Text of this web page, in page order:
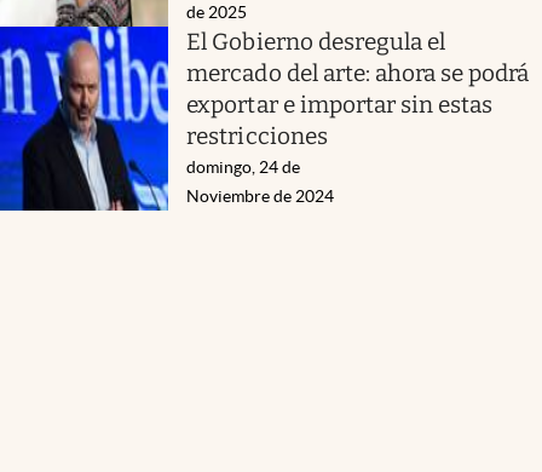
de 2025
El Gobierno desregula el
mercado del arte: ahora se podrá
exportar e importar sin estas
restricciones
domingo, 24 de
Noviembre de 2024